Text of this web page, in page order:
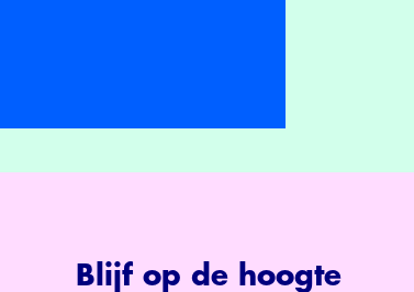
Blijf op de hoogte